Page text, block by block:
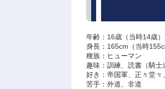
年齢：16歳（当時14歳）
身長：165cm（当時
種族：ヒューマン
趣味：訓練、読書（騎士
好き：帝国軍、正々堂々
苦手：外道、非道